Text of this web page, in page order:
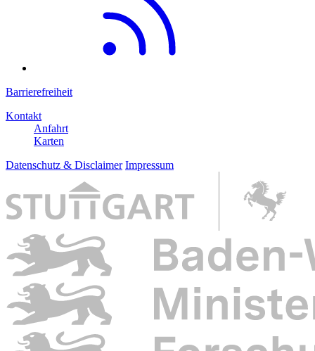
Barrierefreiheit
Kontakt
Anfahrt
Karten
Datenschutz & Disclaimer Impressum